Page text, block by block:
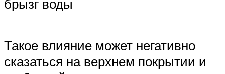
брызг воды
Такое влияние может негативно
сказаться на верхнем покрытии и